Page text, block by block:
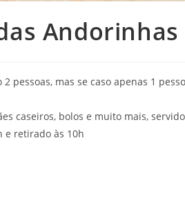
Andorinhas
pessoas, mas se caso apenas 1
caseiros, bolos e muito mais,
e retirado às 10h